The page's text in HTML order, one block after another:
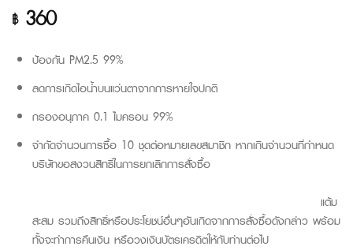
฿360
ป้องกัน PM2.5 99%
ลดการเกิดไอน้ำบนแว่นตาจากการหายใจปกติ
กรองอนุภาค 0.1 ไมครอน 99%
จำกัดจำนวนการซื้อ 10 ชุดต่อหมายเลขสมาชิก หากเกินจำนวนที่กำหนด
บริษัทขอสงวนสิทธิ์ในการยกเลิกการสั่งซื้อ
แต้ม
สะสม รวมถึงสิทธิ์หรือประโยชน์อื่นๆอันเกิดจากการสั่งซื้อดังกล่าว พร้อม
ทั้งจะทำการคืนเงิน หรือวงเงินบัตรเครดิตให้กับท่านต่อไป